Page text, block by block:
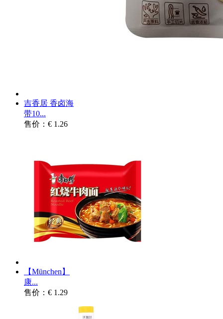
吉香居 香卤海
带10...
售价：€ 1.26
【München】
康...
售价：€ 1.29